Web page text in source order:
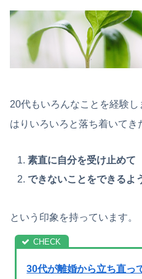
20代もいろんなことを経験
はりいろいろと落ち着いてき
素直に自分を受け止めて
できないことをできるよ
という印象を持っています。
30代が離婚から立ち直っ